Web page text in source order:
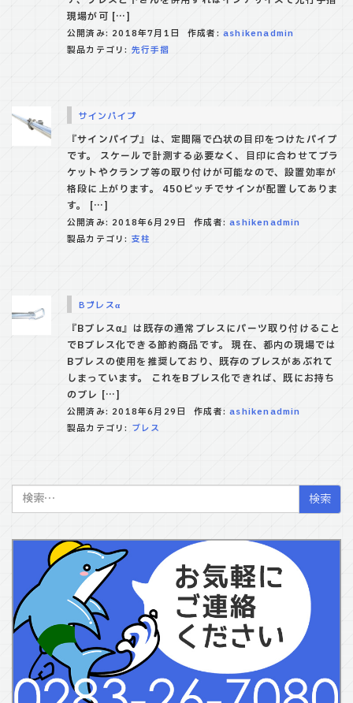
現場が可 […]
公開済み: 2018年7月1日 作成者: ashikenadmin
製品カテゴリ: 先行手摺
サインパイプ
『サインパイプ』は、定間隔で凸状の目印をつけたパイプ
です。 スケールで計測する必要なく、目印に合わせてブラ
ケットやクランプ等の取り付けが可能なので、設置効率が
格段に上がります。 450ピッチでサインが配置してありま
す。 […]
公開済み: 2018年6月29日 作成者:ashikenadmin
製品カテゴリ: 支柱
Bブレスα
『Bブレスα』は既存の通常ブレスにパーツ取り付けること
でBブレス化できる節約商品です。 現在、都内の現場では
Bブレスの使用を推奨しており、既存のブレスがあぶれて
しまっています。 これをBブレス化できれば、既にお持ち
のブレ […]
公開済み: 2018年6月29日 作成者:ashikenadmin
製品カテゴリ: ブレス
索: